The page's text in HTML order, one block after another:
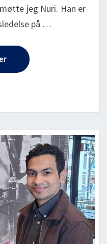
jeg Nuri. Han er
på …
Les Mer